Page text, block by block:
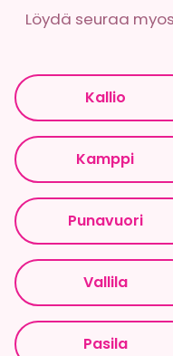
Löydä seuraa
Kallio
Kamppi
Punavuori
Vallila
Pasila